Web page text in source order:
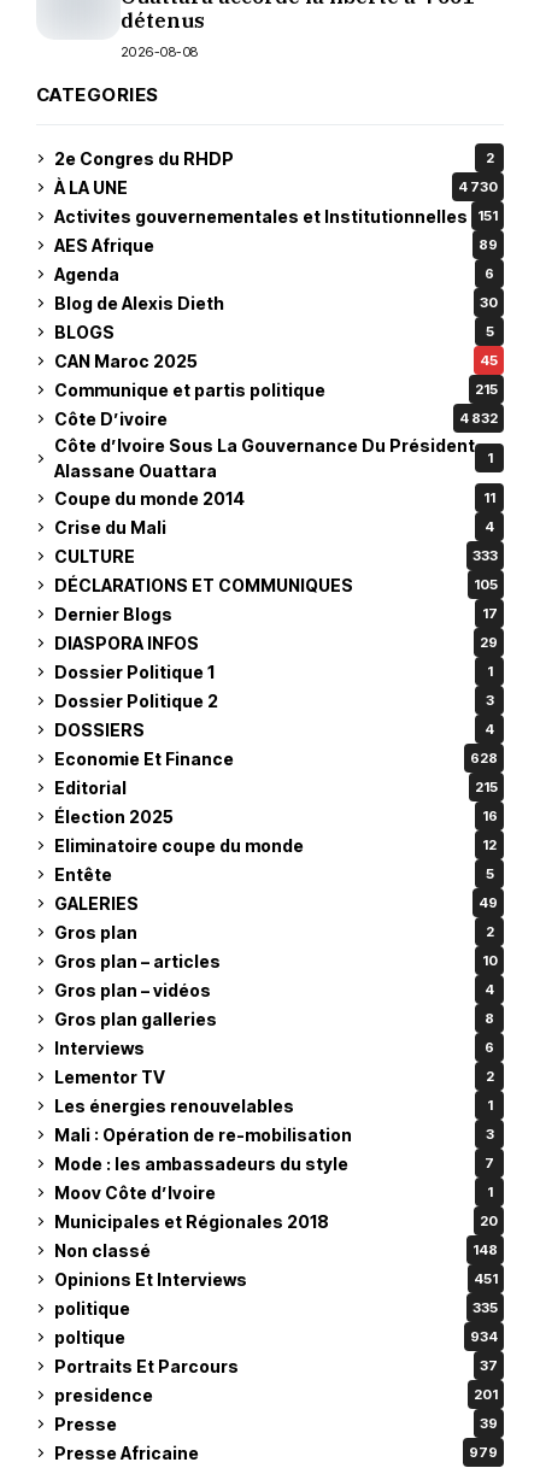
détenus
2026-08-08
CATEGORIES
2e Congres du RHDP 2
À LA UNE 4 730
Activites gouvernementales et Institutionnelles 151
AES Afrique 89
Agenda 6
Blog de Alexis Dieth 30
BLOGS 5
CAN Maroc 2025 45
Communique et partis politique 215
Côte D’ivoire 4 832
Côte d’Ivoire Sous La Gouvernance Du Président
Alassane Ouattara
1
Coupe du monde 2014 11
Crise du Mali 4
CULTURE 333
DÉCLARATIONS ET COMMUNIQUES 105
Dernier Blogs 17
DIASPORA INFOS 29
Dossier Politique 1 1
Dossier Politique 2 3
DOSSIERS 4
Economie Et Finance 628
Editorial 215
Élection 2025 16
Eliminatoire coupe du monde 12
Entête 5
GALERIES 49
Gros plan 2
Gros plan – articles 10
Gros plan – vidéos 4
Gros plan galleries 8
Interviews 6
Lementor TV 2
Les énergies renouvelables 1
Mali : Opération de re-mobilisation 3
Mode : les ambassadeurs du style 7
Moov Côte d’Ivoire 1
Municipales et Régionales 2018 20
Non classé 148
Opinions Et Interviews 451
politique 335
poltique 934
Portraits Et Parcours 37
presidence 201
Presse 39
Presse Africaine 979